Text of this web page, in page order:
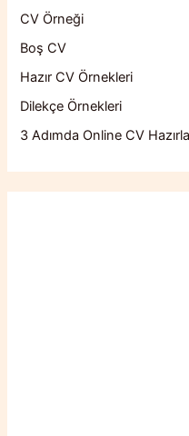
CV Örneği
Boş CV
Hazır CV Örnekleri
Dilekçe Örnekleri
3 Adımda Online CV